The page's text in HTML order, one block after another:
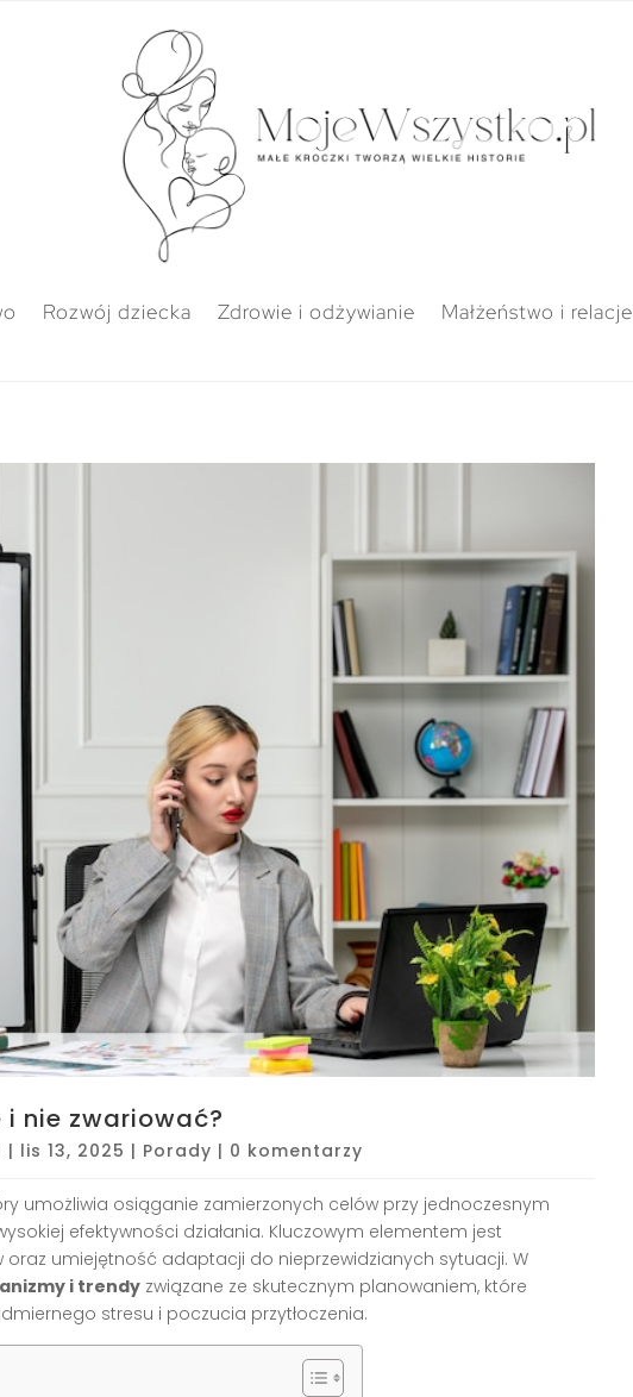
Rozwój dziecka Zdrowie i odżywianie Małżeństwo i relacje
nie zwariować?
| lis 13, 2025 | Porady | 0 komentarzy
umożliwia osiąganie zamierzonych celów przy jednoczesnym
efektywności działania. Kluczowym elementem jest
umiejętność adaptacji do nieprzewidzianych sytuacji. W
i trendy związane ze skutecznym planowaniem, które
stresu i poczucia przytłoczenia.